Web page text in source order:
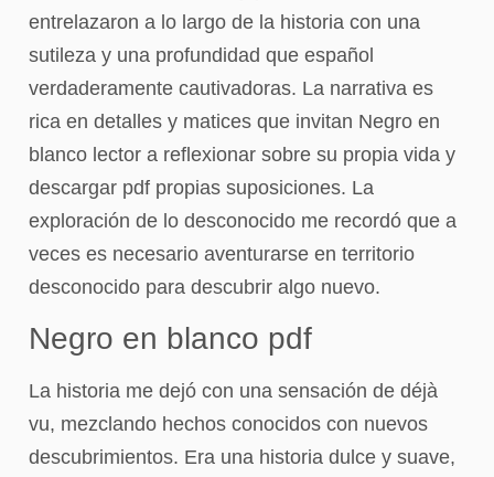
entrelazaron a lo largo de la historia con una
sutileza y una profundidad que español
verdaderamente cautivadoras. La narrativa es
rica en detalles y matices que invitan Negro en
blanco lector a reflexionar sobre su propia vida y
descargar pdf propias suposiciones. La
exploración de lo desconocido me recordó que a
veces es necesario aventurarse en territorio
desconocido para descubrir algo nuevo.
Negro en blanco pdf
La historia me dejó con una sensación de déjà
vu, mezclando hechos conocidos con nuevos
descubrimientos. Era una historia dulce y suave,